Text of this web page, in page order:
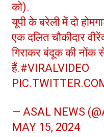
को).
यूपी के बरेली में दो
एक दलित चौकीदार
गिराकर बंदूक की नोंक
हैं.#VIRALVIDEO
— ASAL NEWS
MAY 15, 2024